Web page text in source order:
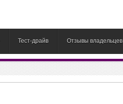
Тест-драйв Отзывы владельцев